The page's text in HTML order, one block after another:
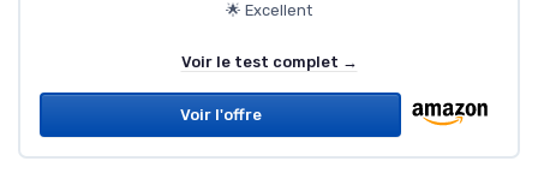
🌟 Excellent
Voir le test complet →
Voir l'offre